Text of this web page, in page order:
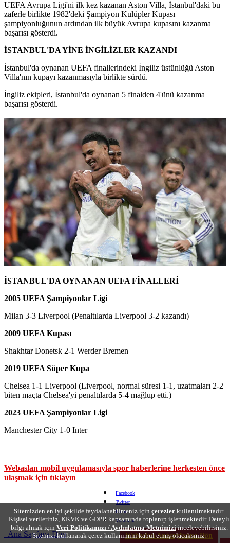
UEFA Avrupa Ligi'ni ilk kez kazanan Aston Villa, İstanbul'daki bu
zaferle birlikte 1982'deki Şampiyon Kulüpler Kupası
şampiyonluğunun ardından ilk büyük Avrupa kupasını kazanma
başarısı gösterdi.
İSTANBUL'DA YİNE İNGİLİZLER KAZANDI
İstanbul'da oynanan UEFA finallerindeki İngiliz üstünlüğü Aston
Villa'nın kupayı kazanmasıyla birlikte sürdü.
İngiliz ekipleri, İstanbul'da oynanan 5 finalden 4'ünü kazanma
başarısı gösterdi.
İSTANBUL'DA OYNANAN UEFA FİNALLERİ
2005 UEFA Şampiyonlar Ligi
Milan 3-3 Liverpool (Penaltılarda Liverpool 3-2 kazandı)
2009 UEFA Kupası
Shakhtar Donetsk 2-1 Werder Bremen
2019 UEFA Süper Kupa
Chelsea 1-1 Liverpool (Liverpool, normal süresi 1-1, uzatmaları 2-2
biten maçta Chelsea'yi penaltılarda 5-4 mağlup etti.)
2023 UEFA Şampiyonlar Ligi
Manchester City 1-0 Inter
Webaslan mobil uygulamasıyla spor haberlerine herkesten önce
ulaşmak için tıklayın
Facebook
Twitter
Email
Yorumlar
Ana Sayfaya Dön Webaslan Anasayfasına Dön
Sitemizden en iyi şekilde faydalanabilmeniz için çerezler kullanılmaktadır.
Kişisel verileriniz, KKVK ve GDPR kapsamında toplanıp işlenmektedir. Detaylı
bilgi almak için Veri Politikamızı / Aydınlatma Metnimiziinceleyebilirsiniz.
Sitemizi kullanarak çerez kullanımını kabul etmiş olacaksınız.